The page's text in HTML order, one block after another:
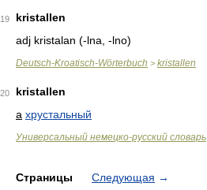
19
kristallen
adj kristalan (-lna, -lno)
Deutsch-Kroatisch-Wörterbuch > kristallen
20
kristallen
a хрустальный
Универсальный немецко-русский словарь
Страницы Следующая →